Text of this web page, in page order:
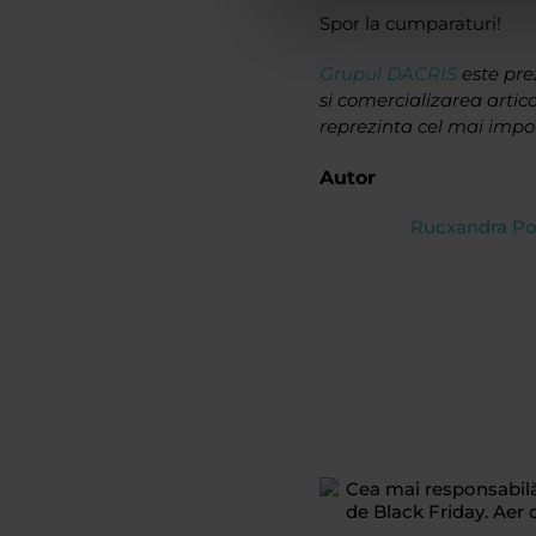
Spor la cumparaturi!
Grupul DACRIS este
si comercializarea
reprezinta cel mai
Autor
Rucxandra